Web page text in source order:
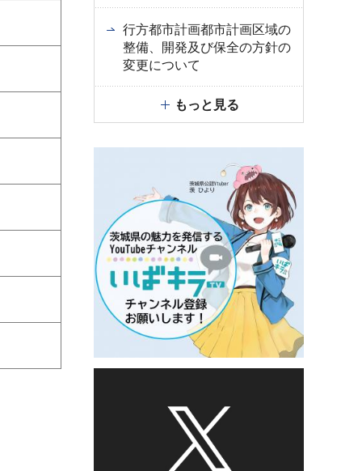
行方都市計画都市計画区域の
整備、開発及び保全の方針の
変更について
もっと見る